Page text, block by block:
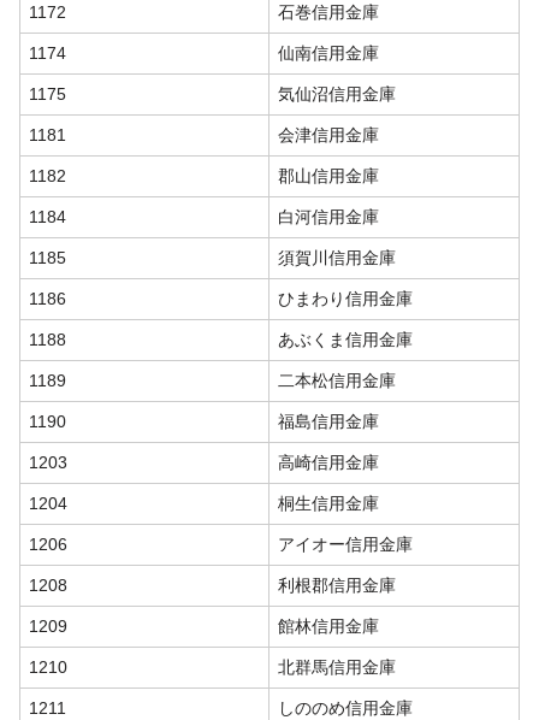
1172 石巻信用金庫
1174 仙南信用金庫
1175 気仙沼信用金庫
1181 会津信用金庫
1182 郡山信用金庫
1184 白河信用金庫
1185 須賀川信用金庫
1186 ひまわり信用金庫
1188 あぶくま信用金庫
1189 二本松信用金庫
1190 福島信用金庫
1203 高崎信用金庫
1204 桐生信用金庫
1206 アイオー信用金庫
1208 利根郡信用金庫
1209 館林信用金庫
1210 北群馬信用金庫
1211 しののめ信用金庫